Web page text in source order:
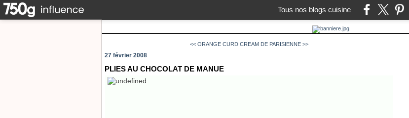
Tous nos blogs cuisine
<< ORANGE CURD CREAM DE PARISIENNE >>
27 février 2008
PLIES AU CHOCOLAT DE MANUE